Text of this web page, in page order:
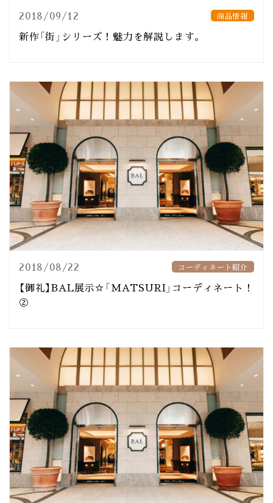
2018/09/12 商品情報
新作「街」シリーズ！魅力を解説します。
2018/08/22 コーディネート紹介
【御礼】BAL展示☆「MATSURI」コーディネート！
②